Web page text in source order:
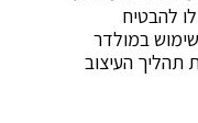
להבטיח
במולדר
תהליך העיצוב